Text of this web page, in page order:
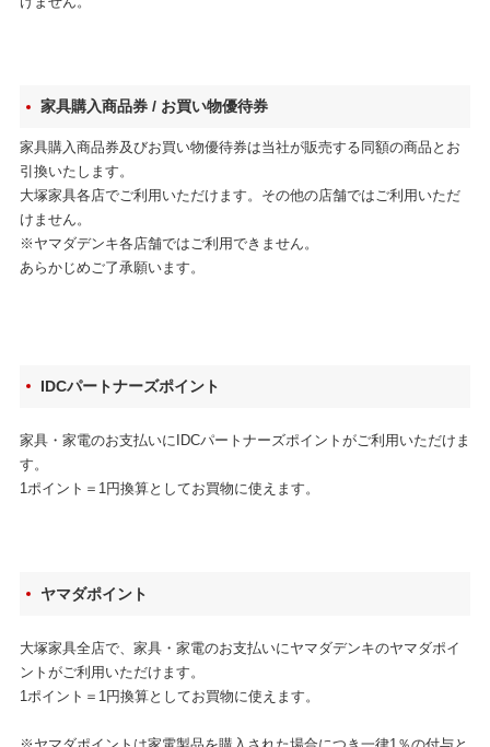
家具購入商品券 / お買い物優待券
家具購入商品券及びお買い物優待券は当社が販売する同額の商品とお
引換いたします。
大塚家具各店でご利用いただけます。その他の店舗ではご利用いただ
けません。
※ヤマダデンキ各店舗ではご利用できません。
あらかじめご了承願います。
IDCパートナーズポイント
家具・家電のお支払いにIDCパートナーズポイントがご利用いただけま
す。
1ポイント＝1円換算としてお買物に使えます。
ヤマダポイント
大塚家具全店で、家具・家電のお支払いにヤマダデンキのヤマダポイ
ントがご利用いただけます。
1ポイント＝1円換算としてお買物に使えます。